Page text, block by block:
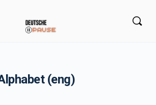
(eng)